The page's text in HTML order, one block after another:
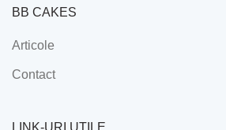
BB CAKES
Articole
Contact